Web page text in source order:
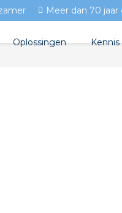
Meer dan 70 jaar
Oplossingen Kennis